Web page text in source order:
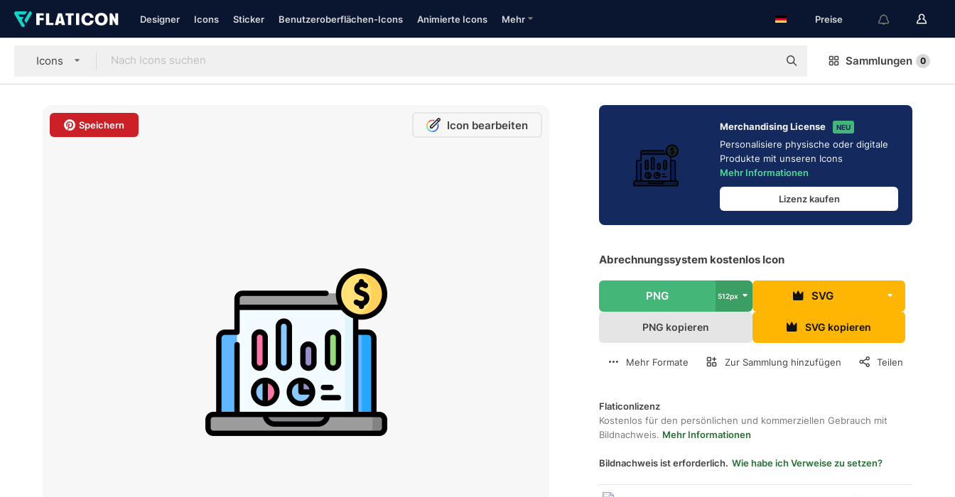
Designer Icons Sticker Benutzeroberflächen-Icons Animierte Icons Mehr Preise
Icons Sammlungen 0
Speichern Icon bearbeiten Merchandising License NEU
Personalisiere physische oder digitale
Produkte mit unseren Icons
Mehr Informationen
Lizenz kaufen
Abrechnungssystem kostenlos Icon
PNG 512px SVG
PNG kopieren SVG kopieren
Mehr Formate Zur Sammlung hinzufügen Teilen
Flaticonlizenz
Kostenlos für den persönlichen und kommerziellen Gebrauch mit
Bildnachweis. Mehr Informationen
Bildnachweis ist erforderlich. Wie habe ich Verweise zu setzen?